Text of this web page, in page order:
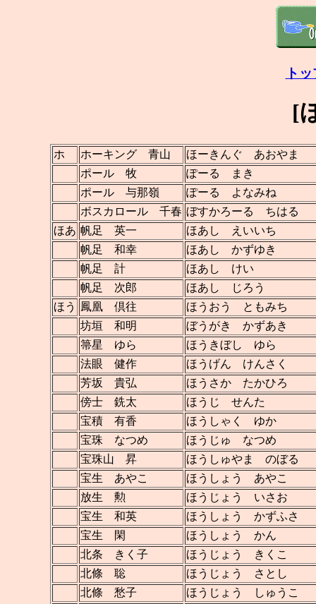
ト
[
ホ ホーキング 青山
ほーきんぐ あおやま
ポール 牧
ぽーる まき
ポール 与那嶺
ぽーる よなみね
ボスカロール 千春 ぼすかろーる ちはる
ほあ 帆足 英一
ほあし えいいち
帆足 和幸
ほあし かずゆき
帆足 計
ほあし けい
帆足 次郎
ほあし じろう
ほう
鳳凰 倶往
ほうおう ともみち
坊垣 和明
ぼうがき かずあき
箒星 ゆら
ほうきぼし ゆら
法眼 健作
ほうげん けんさく
芳坂 貴弘
ほうさか たかひろ
傍士 銑太
ほうじ せんた
宝積 有香
ほうしゃく ゆか
宝珠 なつめ
ほうじゅ なつめ
宝珠山 昇
ほうしゅやま のぼる
宝生 あやこ
ほうしょう あやこ
放生 勲
ほうじょう いさお
宝生 和英
ほうしょう かずふさ
宝生 閑
ほうしょう かん
北条 きく子
ほうじょう きくこ
北條 聡
ほうじょう さとし
北條 愁子
ほうじょう しゅうこ